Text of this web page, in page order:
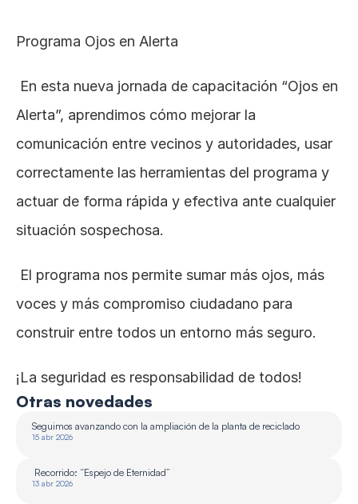
Otras novedades
Seguimos avanzando con la ampliación de la planta de reciclado
15 abr 2026
Recorrido: “Espejo de Eternidad”
13 abr 2026
Programa Ojos en Alerta
Alerta”, aprendimos cómo mejorar la
comunicación entre vecinos y autoridades, usar
correctamente las herramientas del programa y
actuar de forma rápida y efectiva ante cualquier
situación sospechosa.
voces y más compromiso ciudadano para
construir entre todos un entorno más seguro.
¡La seguridad es responsabilidad de todos!